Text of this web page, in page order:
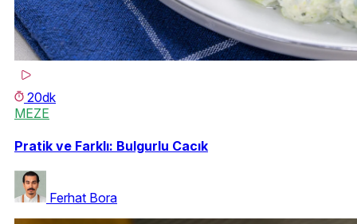
20dk
MEZE
Pratik ve Farklı: Bulgurlu Cacık
Ferhat Bora